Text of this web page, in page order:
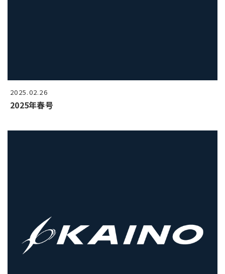
2025.02.26
2025年春号